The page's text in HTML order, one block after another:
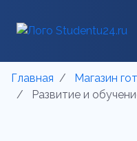
Главная
Магазин
Развитие и